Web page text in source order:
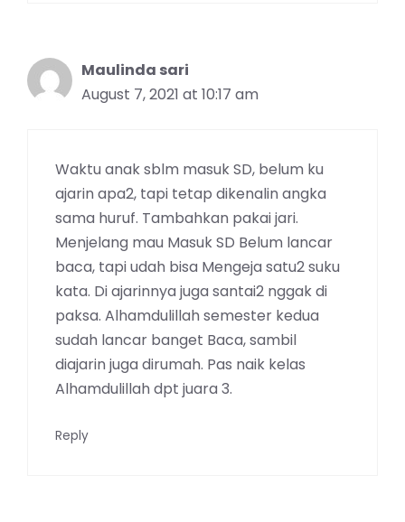
Maulinda sari
August 7, 2021 at 10:17 am
Waktu anak sblm masuk SD, belum ku
ajarin apa2, tapi tetap dikenalin angka
sama huruf. Tambahkan pakai jari.
Menjelang mau Masuk SD Belum lancar
baca, tapi udah bisa Mengeja satu2 suku
kata. Di ajarinnya juga santai2 nggak di
paksa. Alhamdulillah semester kedua
sudah lancar banget Baca, sambil
diajarin juga dirumah. Pas naik kelas
Alhamdulillah dpt juara 3.
Reply